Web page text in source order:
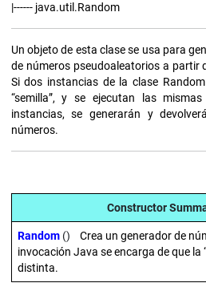
|------ java.util.Random
Un objeto de esta clase se usa para
de números pseudoaleatorios a partir
Si dos instancias de la clase
“semilla”, y se ejecutan las
instancias, se generarán y
números.
Constructor
Random() Crea un generador de
invocación Java se encarga de que la
distinta.